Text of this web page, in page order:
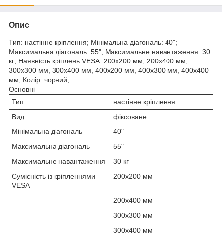
Опис
Тип: настінне кріплення; Мінімальна діагональ: 40";
Максимальна діагональ: 55"; Максимальне навантаження: 30
кг; Наявність кріплень VESA: 200x200 мм, 200x400 мм,
300x300 мм, 300x400 мм, 400x200 мм, 400x300 мм, 400x400
мм; Колір: чорний;
Основні
Тип
настінне кріплення
Вид
фіксоване
Мінімальна діагональ
40"
Максимальна діагональ
55"
Максимальне навантаження
30 кг
Сумісність із кріпленнями
VESA
200x200 мм
200x400 мм
300x300 мм
300x400 мм